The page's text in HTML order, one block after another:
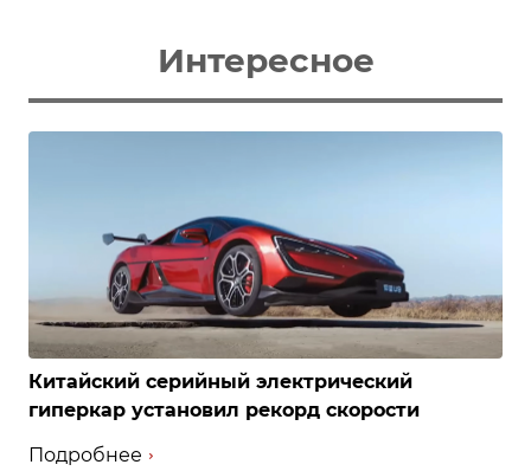
Интересное
Китайский серийный электрический
гиперкар установил рекорд скорости
Подробнее